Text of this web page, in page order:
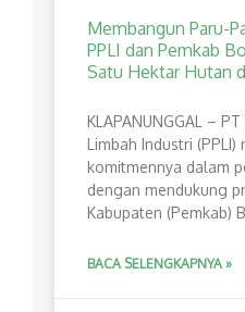
Membangun Paru-
PPLI dan Pemkab
Satu Hektar Hutan
​KLAPANUNGGAL –
Limbah Industri (PPLI)
komitmennya dalam
dengan mendukung
Kabupaten (Pemkab)
BACA SELENGKAPNYA »